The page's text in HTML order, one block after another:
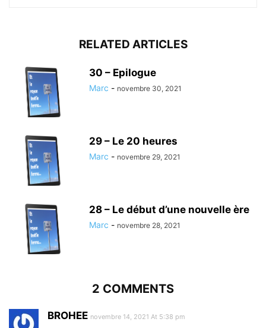
RELATED ARTICLES
30 – Epilogue
Marc - novembre 30, 2021
29 – Le 20 heures
Marc - novembre 29, 2021
28 – Le début d’une nouvelle ère
Marc - novembre 28, 2021
2 COMMENTS
BROHEE novembre 14, 2021 At 5:38 pm